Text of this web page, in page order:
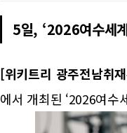
5일, ‘2026여수세
[위키트리 광주전남취
에서 개최된 ‘2026여수